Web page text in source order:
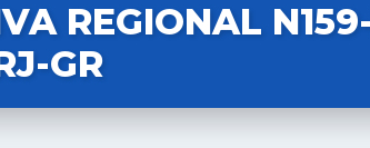
REGIONAL
GR